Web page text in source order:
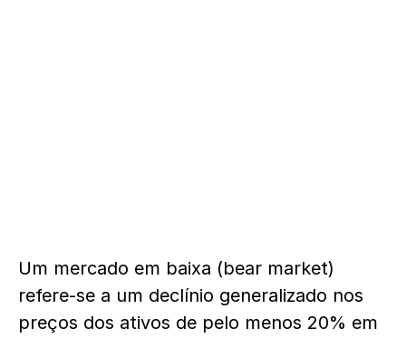
Um mercado em baixa (bear market)
refere-se a um declínio generalizado nos
preços dos ativos de pelo menos 20% em